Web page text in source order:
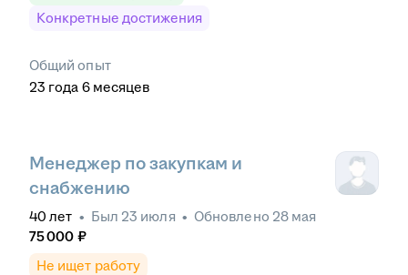
Конкретные достижения
Общий опыт
23 года 6 месяцев
Менеджер по закупкам и
снабжению
40 лет • Был 23 июля • Обновлено 28 мая
75 000 ₽
Не ищет работу